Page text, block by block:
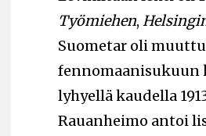
Työmiehen,
Suometar oli
fennomaanisukuun
lyhyellä kaudella
Rauanheimo antoi